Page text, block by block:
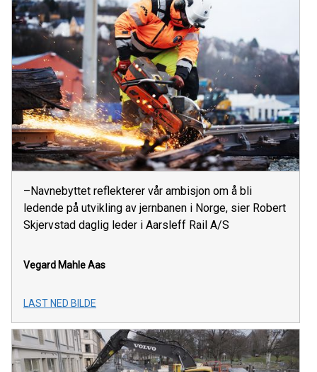
–Navnebyttet reflekterer vår ambisjon om å bli
ledende på utvikling av jernbanen i Norge, sier Robert
Skjervstad daglig leder i Aarsleff Rail A/S
Vegard Mahle Aas
LAST NED BILDE